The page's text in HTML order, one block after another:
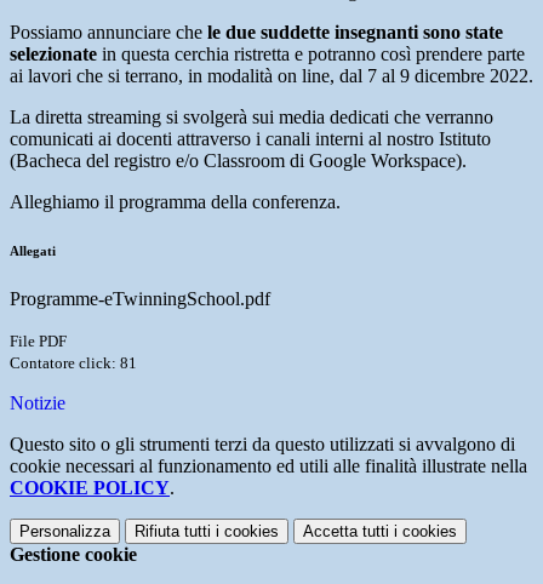
Possiamo annunciare che le due suddette insegnanti sono state
selezionate in questa cerchia ristretta e potranno così prendere parte
ai lavori che si terrano, in modalità on line, dal 7 al 9 dicembre 2022.
La diretta streaming si svolgerà sui media dedicati che verranno
comunicati ai docenti attraverso i canali interni al nostro Istituto
(Bacheca del registro e/o Classroom di Google Workspace).
Alleghiamo il programma della conferenza.
Allegati
Programme-eTwinningSchool.pdf
File PDF
Contatore click: 81
Notizie
Questo sito o gli strumenti terzi da questo utilizzati si avvalgono di
cookie necessari al funzionamento ed utili alle finalità illustrate nella
COOKIE POLICY.
Personalizza Rifiuta tutti i cookies Accetta tutti i cookies
Gestione cookie